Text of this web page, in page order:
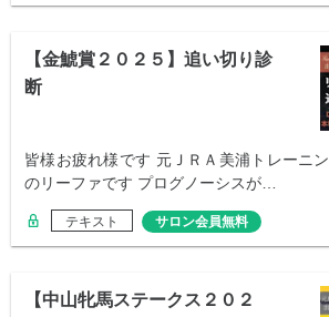
【金鯱賞２０２５】追い切り診
断
皆様お疲れ様です 元ＪＲＡ美浦トレーニ
のリーファです プログノーシスが…
テキスト サロン会員無料
【中山牝馬ステークス２０２